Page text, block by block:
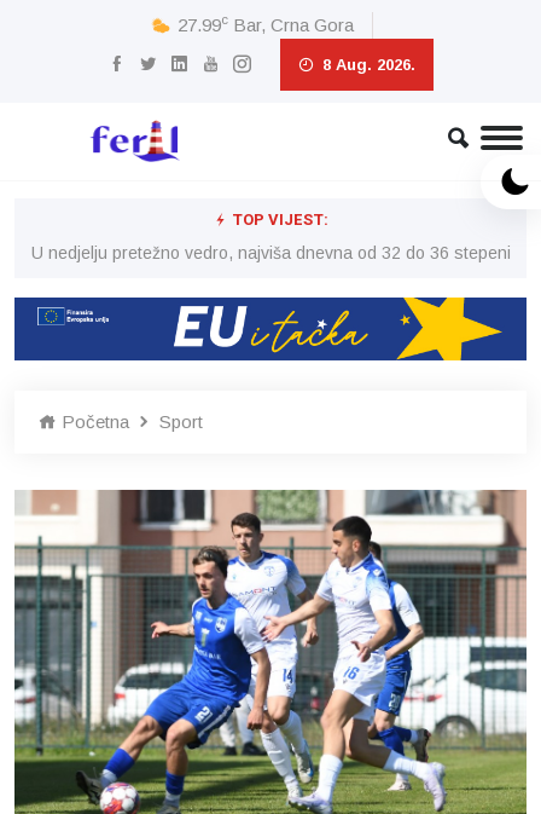
27.99c Bar, Crna Gora
8 Aug. 2026.
TOP VIJEST:
U nedjelju pretežno vedro, najviša dnevna od 32 do 36 stepeni
Početna Sport